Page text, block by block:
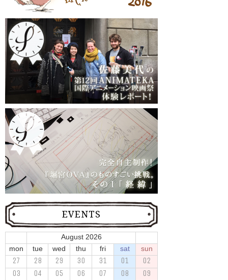
EVENTS
August 2026
mon
tue wed thu fri sat sun
27 28 29 30 31 01
02
03
04 05 06 07 08
09